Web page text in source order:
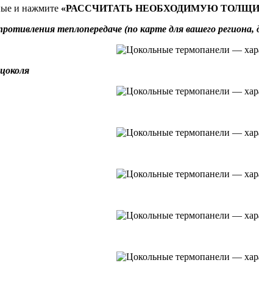
и нажмите «РАССЧИТАТЬ НЕОБХОДИМУЮ
теплопередаче (по карте для вашего региона,